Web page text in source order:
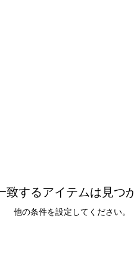
致するアイテムは見つ
他の条件を設定してください。